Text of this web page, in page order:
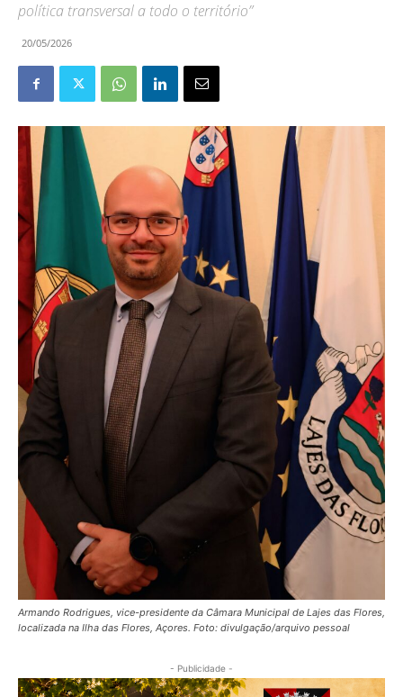
política transversal a todo o território”
20/05/2026
Armando Rodrigues, vice-presidente da Câmara Municipal de Lajes das Flores,
localizada na Ilha das Flores, Açores. Foto: divulgação/arquivo pessoal
- Publicidade -